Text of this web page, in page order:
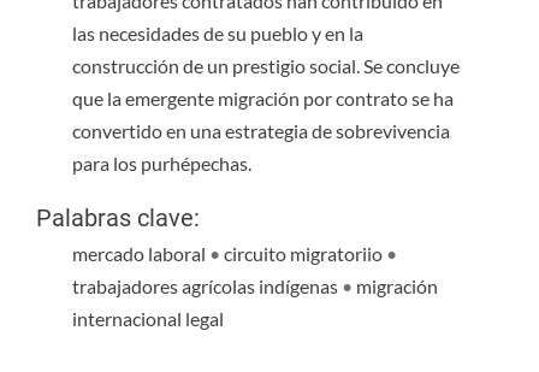
las necesidades de su pueblo y en la
construcción de un prestigio social. Se concluye
que la emergente migración por contrato se ha
convertido en una estrategia de sobrevivencia
para los purhépechas.
Palabras clave:
mercado laboral • circuito migratoriio •
trabajadores agrícolas indígenas • migración
internacional legal